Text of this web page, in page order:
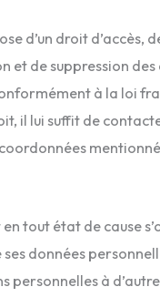
d’un droit d’accès,
et de suppression des
à la loi
il lui suffit de
tout état de cause
ses données
personnelles à